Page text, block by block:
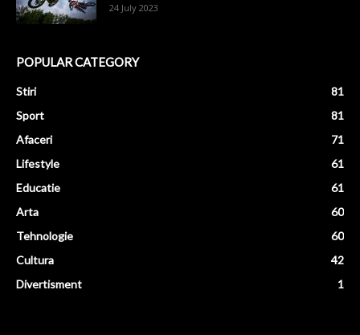
24 July 2023
POPULAR CATEGORY
Stiri
81
Sport
81
Afaceri
71
Lifestyle
61
Educatie
61
Arta
60
Tehnologie
60
Cultura
42
Divertisment
1